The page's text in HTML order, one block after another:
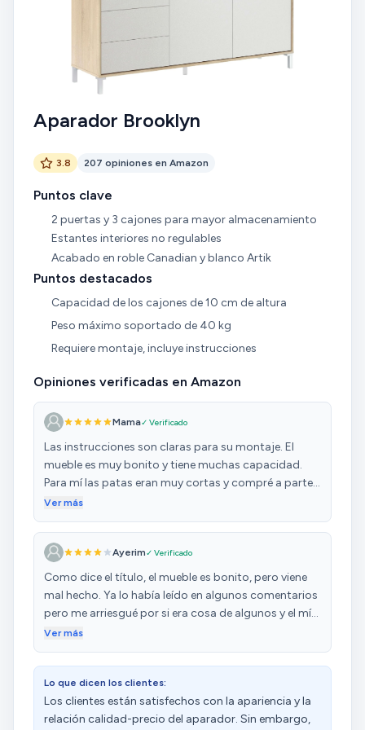
Aparador Brooklyn
3.8 207 opiniones en Amazon
Puntos clave
2 puertas y 3 cajones para mayor almacenamiento
Estantes interiores no regulables
Acabado en roble Canadian y blanco Artik
Puntos destacados
Capacidad de los cajones de 10 cm de altura
Peso máximo soportado de 40 kg
Requiere montaje, incluye instrucciones
Opiniones verificadas en Amazon
Mama✓ Verificado
Las instrucciones son claras para su montaje. El
mueble es muy bonito y tiene muchas capacidad.
Para mí las patas eran muy cortas y compré a parte
unas de 25 cm para salvar enchufes que estaban en
Ver más
Ayerim✓ Verificado
Como dice el título, el mueble es bonito, pero viene
mal hecho. Ya lo había leído en algunos comentarios
pero me arriesgué por si era cosa de algunos y el mío
venía bien, pero no. El problema es que las puertas y
fijáis, se aprecia que las líneas entre las diferentes
secciones no encajan del todo. Por ejemplo, la
puerta derecha, cae un poco más abajo que la
izquierda, y los cajones un poco descuadrados entre
Ver más
Lo que dicen los clientes:
Los clientes están satisfechos con la apariencia y la
relación calidad-precio del aparador. Sin embargo,